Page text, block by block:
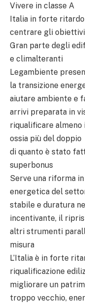
Vivere in classe A
Italia in forte
centrare gli obiettivi
Gran parte degli
e climalteranti
Legambiente
la transizione
aiutare ambiente e
arrivi preparata in
riqualificare almeno
ossia più del doppio
di quanto è stato
superbonus
Serve una riforma
energetica del
stabile e duratura
incentivante, il
altri strumenti
misura
L’Italia è in forte
riqualificazione
migliorare un
troppo vecchio,